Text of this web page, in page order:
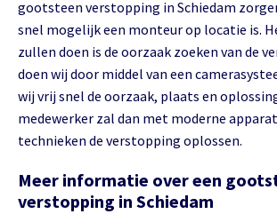
gootsteen verstopping in Schiedam zorgen wij dat er zo
snel mogelijk een monteur op locatie is.
zullen doen is de oorzaak zoeken van de
doen wij door middel van een
wij vrij snel de oorzaak, plaats en
medewerker zal dan met moderne
technieken de verstopping oplossen.
Meer informatie over een
verstopping in Schiedam